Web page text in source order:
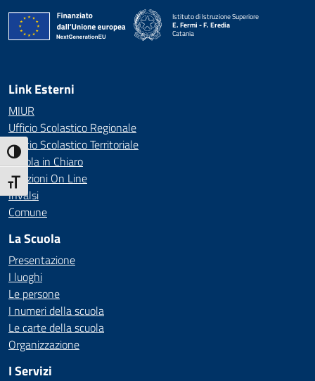
Attiva/disattiva alto contrasto
Attiva/disattiva dimensione testo
Istituto di Istruzione Superiore
E. Fermi - F. Eredia
Catania
Link Esterni
MIUR
Ufficio Scolastico Regionale
Ufficio Scolastico Territoriale
Scuola in Chiaro
Iscrizioni On Line
Invalsi
Comune
La Scuola
Presentazione
I luoghi
Le persone
I numeri della scuola
Le carte della scuola
Organizzazione
I Servizi